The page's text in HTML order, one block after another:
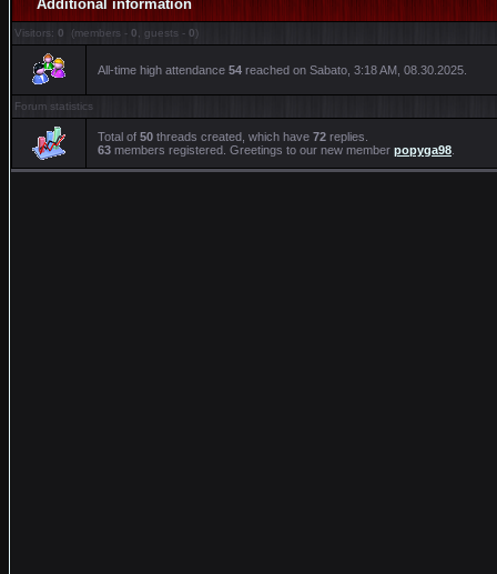
Additional information
Visitors: 0 (members - 0 , guests - 0)
All-time high attendance 54 reached on Sabato, 3:18 AM, 08.30.2025.
Forum statistics
Total of 50 threads created, which have 72 replies.
63 members registered. Greetings to our new member popyga98